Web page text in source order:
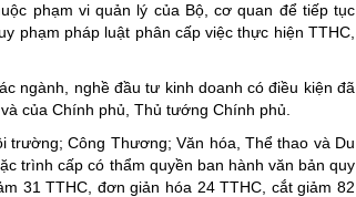
Phóng sự ảnh
phạm vi quản lý của Bộ, cơ quan để tiếp tục
phạm pháp luật phân cấp việc thực hiện TTHC,
ngành, nghề đầu tư kinh doanh có điều kiện đã
của Chính phủ, Thủ tướng Chính phủ.
trường; Công Thương; Văn hóa, Thể thao và Du
trình cấp có thẩm quyền ban hành văn bản quy
31 TTHC, đơn giản hóa 24 TTHC, cắt giảm 82